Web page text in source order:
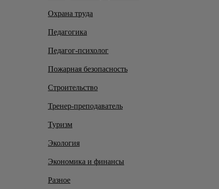
Охрана труда
Педагогика
Педагог-психолог
Пожарная безопасность
Строительство
Тренер-преподаватель
Туризм
Экология
Экономика и финансы
Разное